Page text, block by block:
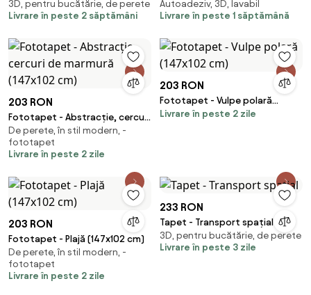
pitorești (254x184 cm)
3D, pentru bucătărie, de perete
Livrare în peste 2 săptămâni
abstract (95x205cm)
Autoadeziv, 3D, lavabil
Livrare în peste 1 săptămână
203 RON
Fototapet - Abstracție, cercuri
de marmură (147x102 cm)
De perete, în stil modern, -
fototapet
Livrare în peste 2 zile
203 RON
Fototapet - Vulpe polară
(147x102 cm)
Livrare în peste 2 zile
203 RON
Fototapet - Plajă (147x102 cm)
De perete, în stil modern, -
fototapet
Livrare în peste 2 zile
233 RON
Tapet - Transport spațial
3D, pentru bucătărie, de perete
Livrare în peste 3 zile